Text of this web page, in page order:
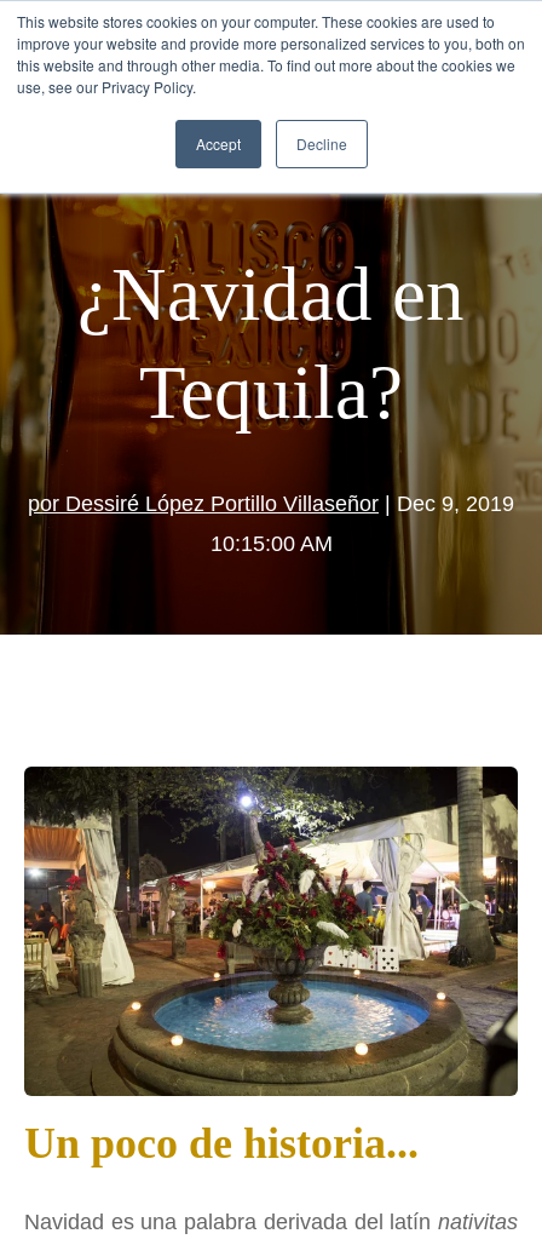
This website stores cookies on your computer. These cookies are used to
improve your website and provide more personalized services to you, both on
this website and through other media. To find out more about the cookies we
use, see our Privacy Policy.
Accept Decline
¿Navidad en
Tequila?
por Dessiré López Portillo Villaseñor | Dec 9, 2019
10:15:00 AM
Un poco de historia...
Navidad es una palabra derivada del latín nativitas